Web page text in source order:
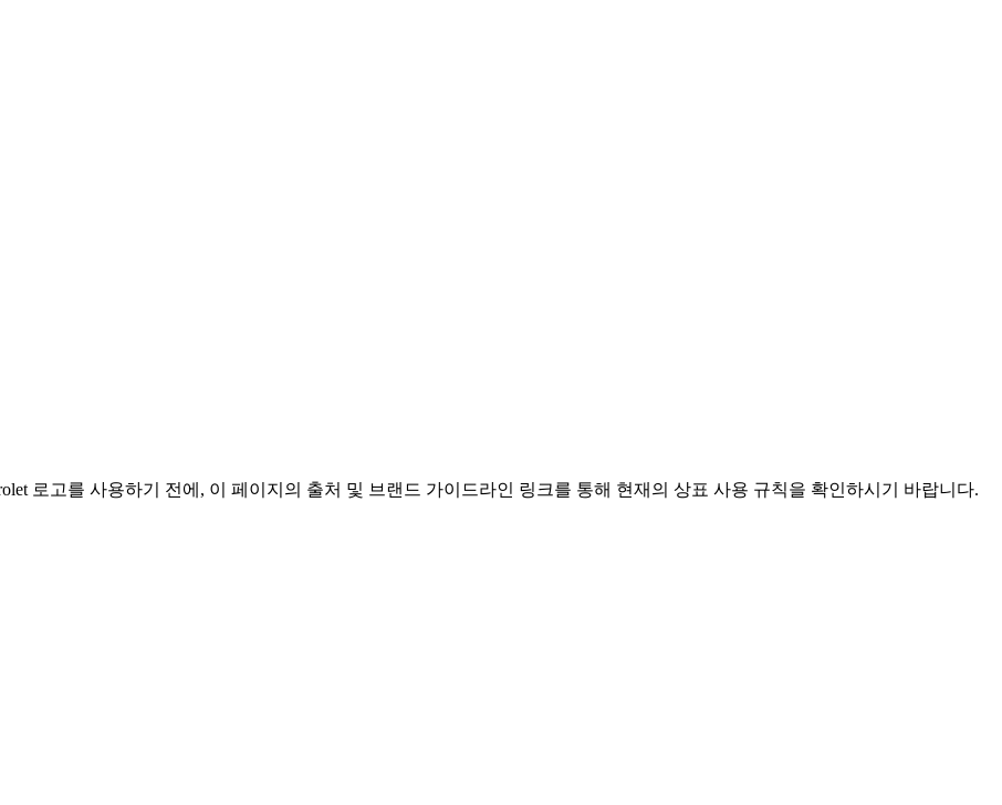
로고를 사용하기 전에, 이 페이지의 출처 및 브랜드 가이드라인 링크를 통해 현재의 상표 사용 규칙을 확인하시기 바랍니다.